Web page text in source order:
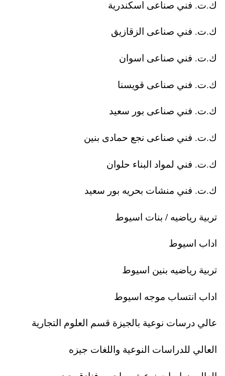
ك.ت. فني صناعى اسكندرية
ك.ت. فني صناعى الزقازيق
ك.ت. فني صناعى اسوان
ك.ت. فني صناعى قويسنا
ك.ت. فني صناعى بور سعيد
ك.ت. فني صناعى نجع حمادى بنين
ك.ت. فني لمواد البناء حلوان
ك.ت. فني منشات بحريه بور سعيد
تربية رياضيه / بنات اسيوط
اداب اسيوط
تربية رياضيه بنين اسيوط
اداب انتساب موجه اسيوط
عالي درسات نوعية بالجيزة قسم العلوم التجارية
العالي للدراسات النوعية واللغات جيزه